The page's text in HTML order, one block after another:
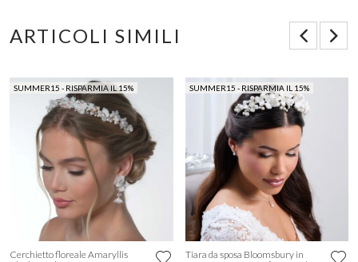
ARTICOLI SIMILI
SUMMER15 - RISPARMIA IL 15%
Cerchietto floreale Amaryllis
SUMMER15 - RISPARMIA IL 15%
Tiara da sposa Bloomsbury in